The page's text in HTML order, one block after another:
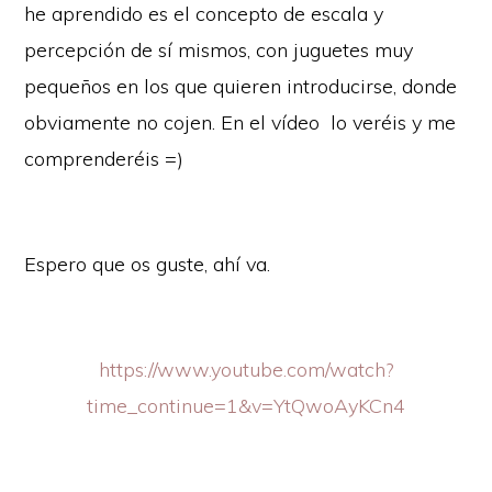
he aprendido es el concepto de escala y
percepción de sí mismos, con juguetes muy
pequeños en los que quieren introducirse, donde
obviamente no cojen. En el vídeo lo veréis y me
comprenderéis =)
Espero que os guste, ahí va.
https://www.youtube.com/watch?
time_continue=1&v=YtQwoAyKCn4